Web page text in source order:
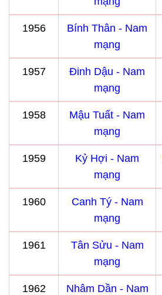
1956
Bính Thân - Nam
mạng
1957
Đinh Dậu - Nam
mạng
1958
Mậu Tuất - Nam
mạng
1959
Kỷ Hợi - Nam
mạng
1960
Canh Tý - Nam
mạng
1961
Tân Sửu - Nam
mạng
1962
Nhâm Dần - Nam